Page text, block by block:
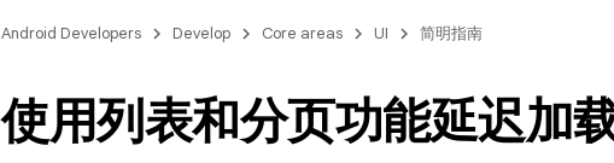
Android Developers Develop Core areas UI 简明指南
使用列表和分页功能延迟加